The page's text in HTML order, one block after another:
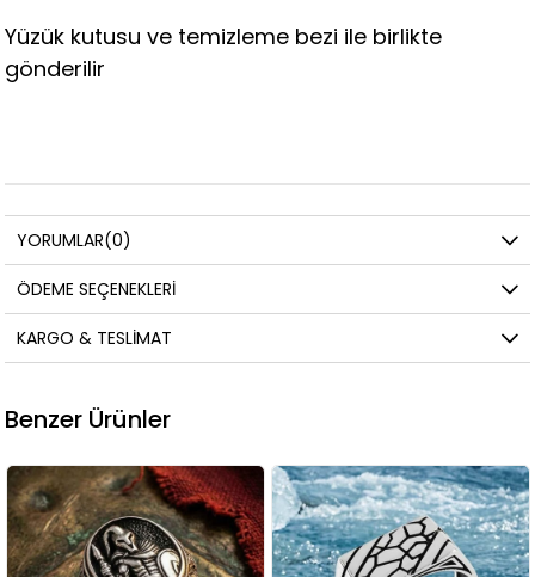
Yüzük kutusu ve temizleme bezi ile birlikte
gönderilir
YORUMLAR(0)
ÖDEME SEÇENEKLERI
KARGO & TESLIMAT
Benzer Ürünler